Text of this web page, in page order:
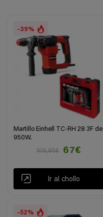
-39%
Martillo Einhell TC-RH 28 3F de
950W.
109,95€
67€
Ir al chollo
-52%